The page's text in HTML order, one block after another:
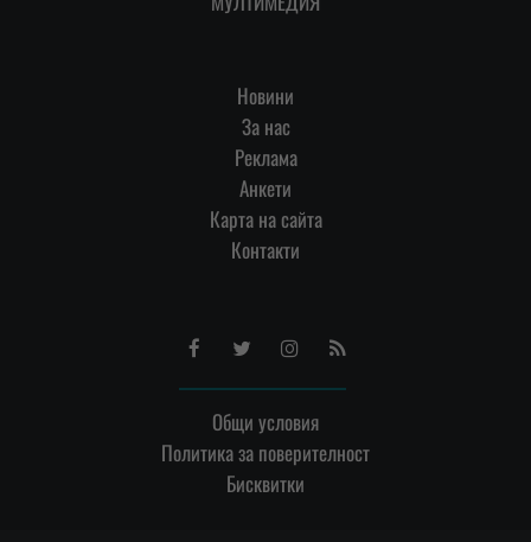
Новини
За нас
Реклама
Анкети
Карта на сайта
Контакти
FacebookTwitterInstagram
RSS
Общи условия
Политика за поверителност
Бисквитки